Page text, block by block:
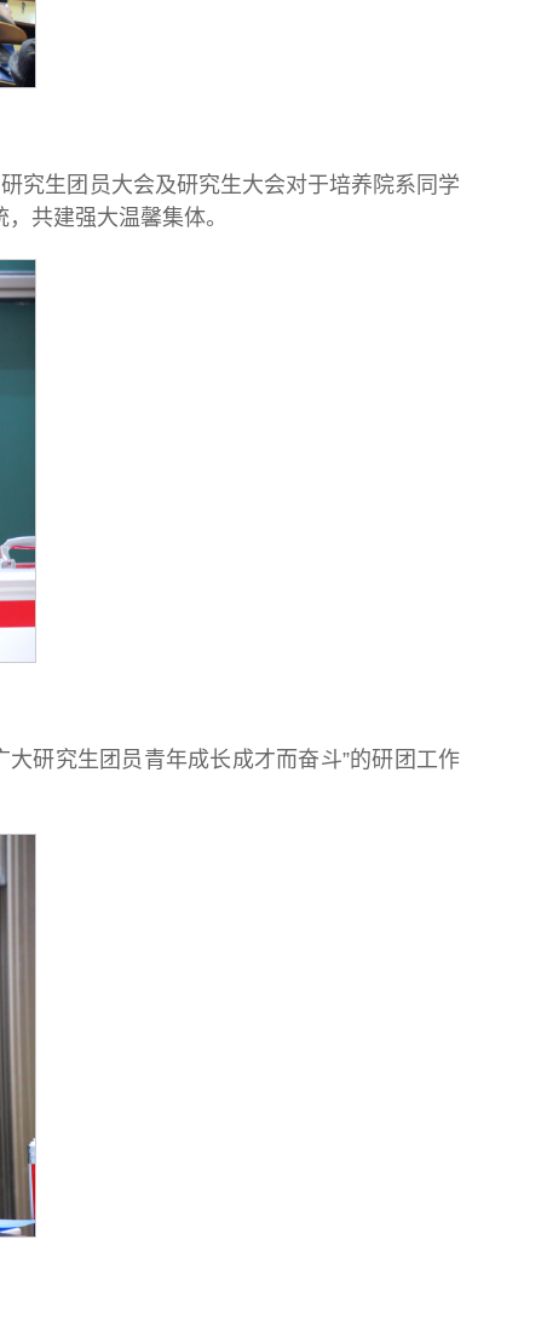
究生团员大会及研究生大会对于培养院系同学
共建强大温馨集体。
研究生团员青年成长成才而奋斗”的研团工作